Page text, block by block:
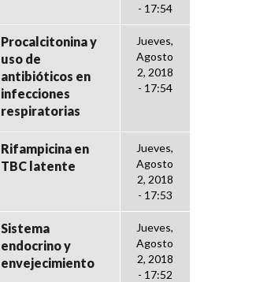
- 17:54
Procalcitonina y
uso de
antibióticos en
infecciones
respiratorias
Jueves,
Agosto
2, 2018
- 17:54
Rifampicina en
TBC latente
Jueves,
Agosto
2, 2018
- 17:53
Sistema
endocrino y
envejecimiento
Jueves,
Agosto
2, 2018
- 17:52